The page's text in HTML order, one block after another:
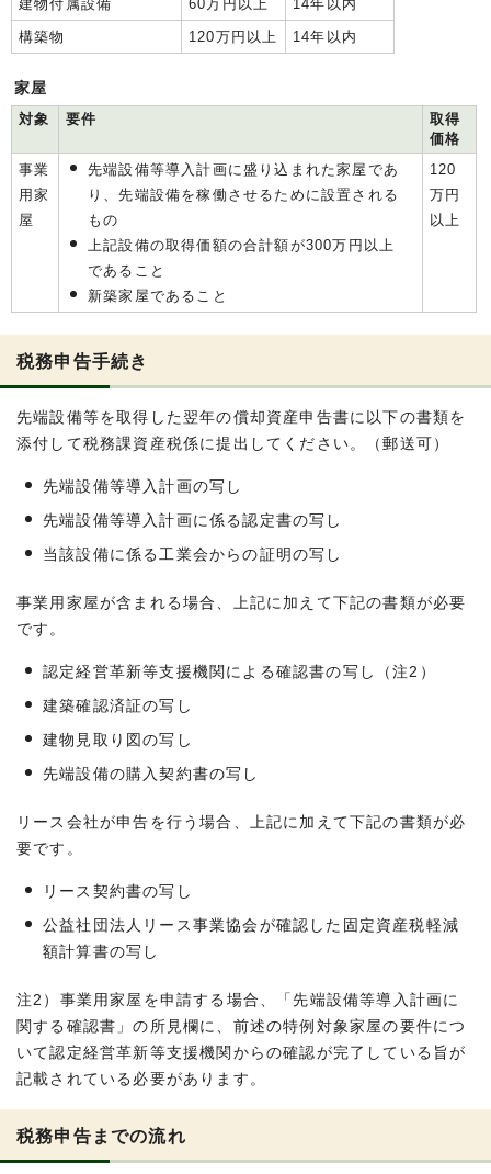
建物付属設備 60万円以上
14年以内
構築物
120万円以上 14年以内
家屋
対象
要件
取得
価格
事業
用家
屋
先端設備等導入計画に盛り込まれた家屋であ
り、先端設備を稼働させるために設置される
もの
上記設備の取得価額の合計額が300万円以上
であること
新築家屋であること
120
万円
以上
税務申告手続き
先端設備等を取得した翌年の償却資産申告書に以下の書類を
添付して税務課資産税係に提出してください。（郵送可）
先端設備等導入計画の写し
先端設備等導入計画に係る認定書の写し
当該設備に係る工業会からの証明の写し
事業用家屋が含まれる場合、上記に加えて下記の書類が必要
です。
認定経営革新等支援機関による確認書の写し（注2）
建築確認済証の写し
建物見取り図の写し
先端設備の購入契約書の写し
リース会社が申告を行う場合、上記に加えて下記の書類が必
要です。
リース契約書の写し
公益社団法人リース事業協会が確認した固定資産税軽減
額計算書の写し
注2）事業用家屋を申請する場合、「先端設備等導入計画に
関する確認書」の所見欄に、前述の特例対象家屋の要件につ
いて認定経営革新等支援機関からの確認が完了している旨が
記載されている必要があります。
税務申告までの流れ